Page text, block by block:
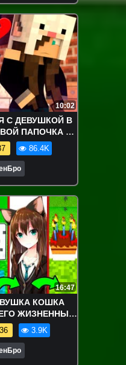
10:02
С ДЕВУШКОЙ В
ПАПОЧКА В
МИР
86.4K
16:47
КОШКА
ЖИЗНЕННЫЙ
НЕКО
3.9K